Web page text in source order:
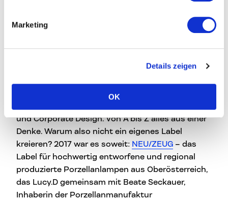
Marketing
Details zeigen
OK
Was Lucy.D vielleicht auch von anderen
Bandbreite des eigenen Tuns. So entstehen
und Corporate Design. Von A bis Z alles aus einer
Denke. Warum also nicht ein eigenes Label
kreieren? 2017 war es soweit: NEU/ZEUG – das
Label für hochwertig entworfene und regional
produzierte Porzellanlampen aus Oberösterreich,
das Lucy.D gemeinsam mit Beate Seckauer,
Inhaberin der Porzellanmanufaktur